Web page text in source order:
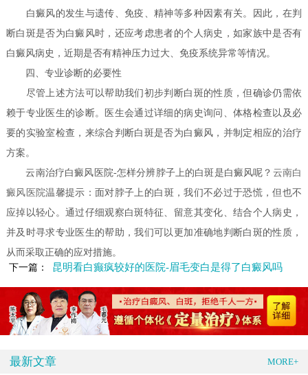
白癜风的发生与遗传、免疫、精神等多种因素有关。因此，在判
断白斑是否为白癜风时，还应考虑患者的个人病史，如家族中是否有
白癜风病史，近期是否有精神压力过大、免疫系统异常等情况。
四、专业诊断的必要性
尽管上述方法可以帮助我们初步判断白斑的性质，但确诊仍需依
赖于专业医生的诊断。医生会通过详细的病史询问、体格检查以及必
要的实验室检查，来综合判断白斑是否为白癜风，并制定相应的治疗
方案。
云南治疗白癜风医院-怎样分辨脖子上的白斑是白癜风呢？ 云南白
癜风医院温馨提示：面对脖子上的白斑，我们不必过于恐慌，但也不
应掉以轻心。通过仔细观察白斑特征、留意其变化、结合个人病史，
并及时寻求专业医生的帮助，我们可以更加准确地判断白斑的性质，
从而采取正确的应对措施。
下一篇：
昆明看白癫疯较好的医院-眉毛变白是得了白癜风吗
最新文章 MORE+